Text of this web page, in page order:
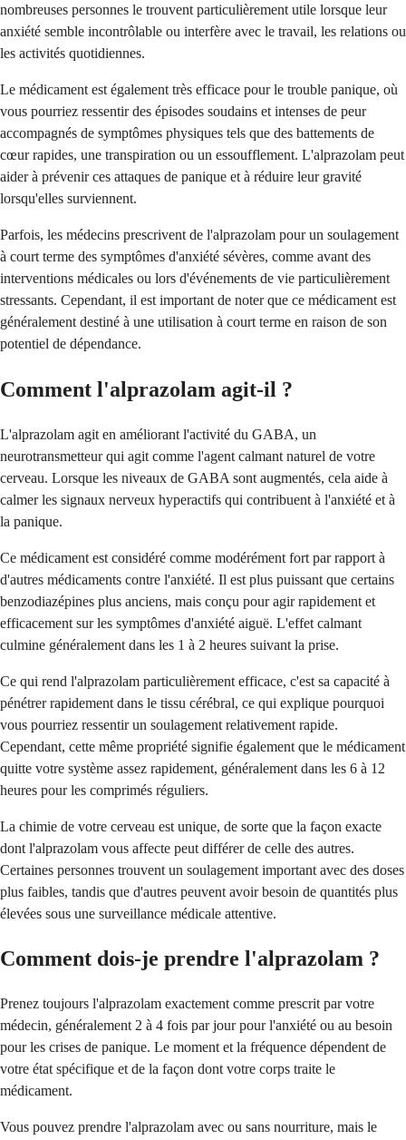
nombreuses personnes le trouvent particulièrement utile lorsque leur
anxiété semble incontrôlable ou interfère avec le travail, les relations ou
les activités quotidiennes.
Le médicament est également très efficace pour le trouble panique, où
vous pourriez ressentir des épisodes soudains et intenses de peur
accompagnés de symptômes physiques tels que des battements de
cœur rapides, une transpiration ou un essoufflement. L'alprazolam peut
aider à prévenir ces attaques de panique et à réduire leur gravité
lorsqu'elles surviennent.
Parfois, les médecins prescrivent de l'alprazolam pour un soulagement
à court terme des symptômes d'anxiété sévères, comme avant des
interventions médicales ou lors d'événements de vie particulièrement
stressants. Cependant, il est important de noter que ce médicament est
généralement destiné à une utilisation à court terme en raison de son
potentiel de dépendance.
Comment l'alprazolam agit-il ?
L'alprazolam agit en améliorant l'activité du GABA, un
neurotransmetteur qui agit comme l'agent calmant naturel de votre
cerveau. Lorsque les niveaux de GABA sont augmentés, cela aide à
calmer les signaux nerveux hyperactifs qui contribuent à l'anxiété et à
la panique.
Ce médicament est considéré comme modérément fort par rapport à
d'autres médicaments contre l'anxiété. Il est plus puissant que certains
benzodiazépines plus anciens, mais conçu pour agir rapidement et
efficacement sur les symptômes d'anxiété aiguë. L'effet calmant
culmine généralement dans les 1 à 2 heures suivant la prise.
Ce qui rend l'alprazolam particulièrement efficace, c'est sa capacité à
pénétrer rapidement dans le tissu cérébral, ce qui explique pourquoi
vous pourriez ressentir un soulagement relativement rapide.
Cependant, cette même propriété signifie également que le médicament
quitte votre système assez rapidement, généralement dans les 6 à 12
heures pour les comprimés réguliers.
La chimie de votre cerveau est unique, de sorte que la façon exacte
dont l'alprazolam vous affecte peut différer de celle des autres.
Certaines personnes trouvent un soulagement important avec des doses
plus faibles, tandis que d'autres peuvent avoir besoin de quantités plus
élevées sous une surveillance médicale attentive.
Comment dois-je prendre l'alprazolam ?
Prenez toujours l'alprazolam exactement comme prescrit par votre
médecin, généralement 2 à 4 fois par jour pour l'anxiété ou au besoin
pour les crises de panique. Le moment et la fréquence dépendent de
votre état spécifique et de la façon dont votre corps traite le
médicament.
Vous pouvez prendre l'alprazolam avec ou sans nourriture, mais le